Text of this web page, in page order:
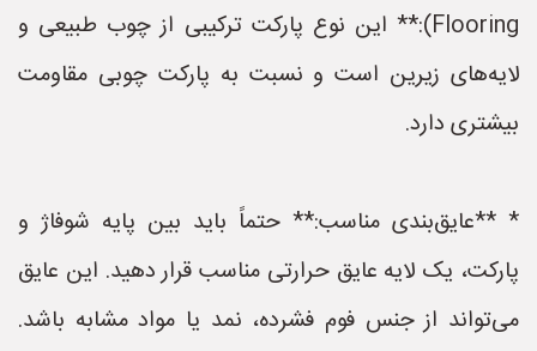
Flooring):** این نوع پارکت ترکیبی از چوب طبیعی و
لایه‌های زیرین است و نسبت به پارکت چوبی مقاومت
بیشتری دارد.
* **عایق‌بندی مناسب:** حتماً باید بین پایه شوفاژ و
پارکت، یک لایه عایق حرارتی مناسب قرار دهید. این عایق
می‌تواند از جنس فوم فشرده، نمد یا مواد مشابه باشد.